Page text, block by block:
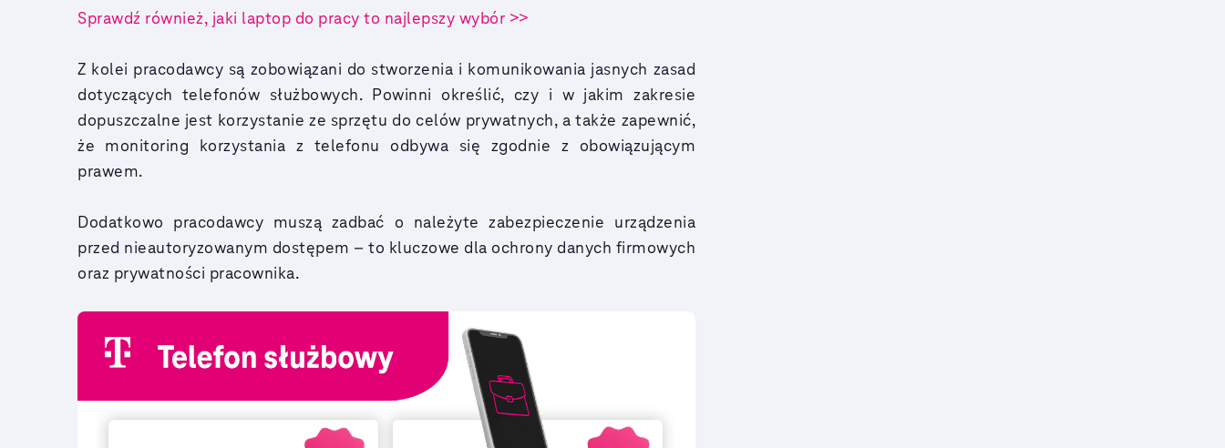
Sprawdź również, jaki laptop do pracy to najlepszy wybór >>
Z kolei pracodawcy są zobowiązani do stworzenia i komunikowania jasnych zasad
dotyczących telefonów służbowych. Powinni określić, czy i w jakim zakresie
dopuszczalne jest korzystanie ze sprzętu do celów prywatnych, a także zapewnić,
że monitoring korzystania z telefonu odbywa się zgodnie z obowiązującym
prawem.
Dodatkowo pracodawcy muszą zadbać o należyte zabezpieczenie urządzenia
przed nieautoryzowanym dostępem – to kluczowe dla ochrony danych firmowych
oraz prywatności pracownika.